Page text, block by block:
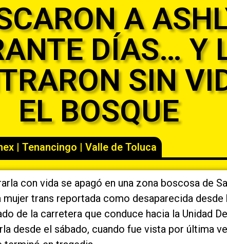
A
DÍAS… Y
SIN
EL BOSQUE
| Tenancingo | Valle de Toluca
con vida se apagó en una zona boscosa de
mujer trans reportada como desaparecida desde
de la carretera que conduce hacia la Unidad
desde el sábado, cuando fue vista por última